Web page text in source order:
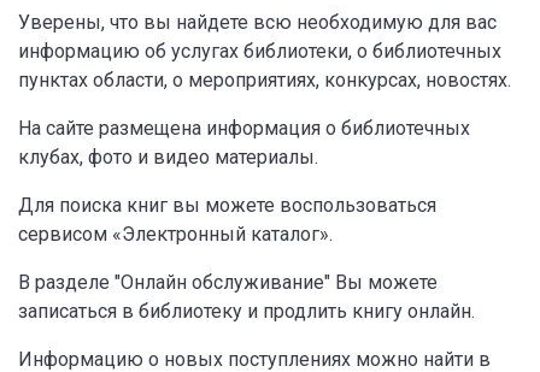
Уверены, что вы найдете всю необходимую для вас
информацию об услугах библиотеки, о библиотечных
пунктах области, о мероприятиях, конкурсах, новостях.
На сайте размещена информация о библиотечных
клубах, фото и видео материалы.
Для поиска книг вы можете воспользоваться
сервисом «Электронный каталог».
В разделе "Онлайн обслуживание" Вы можете
записаться в библиотеку и продлить книгу онлайн.
Информацию о новых поступлениях можно найти в